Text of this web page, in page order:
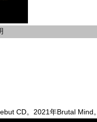
CD。2021年Brutal Mind。